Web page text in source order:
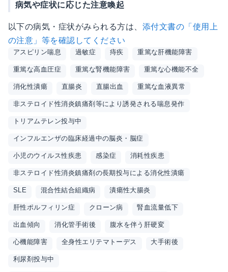
病気や症状に応じた注意喚起
以下の病気・症状がみられる方は、 添付文書の「使用上
の注意」等を確認してください
アスピリン喘息 過敏症 痔疾 重篤な肝機能障害
重篤な高血圧症 重篤な腎機能障害 重篤な心機能不全
消化性潰瘍 直腸炎 直腸出血 重篤な血液異常
非ステロイド性消炎鎮痛剤等により誘発される喘息発作
トリアムテレン投与中
インフルエンザの臨床経過中の脳炎・脳症
小児のウイルス性疾患 感染症 消耗性疾患
非ステロイド性消炎鎮痛剤の長期投与による消化性潰瘍
SLE 混合性結合組織病 潰瘍性大腸炎
肝性ポルフィリン症 クローン病 腎血流量低下
出血傾向 消化管手術後 腹水を伴う肝硬変
心機能障害 全身性エリテマトーデス 大手術後
利尿剤投与中